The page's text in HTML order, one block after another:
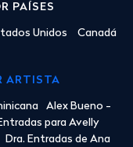
PAÍSES
Unidos Canadá
ARTISTA
Alex Bueno -
para Avelly
Dra. Entradas de Ana